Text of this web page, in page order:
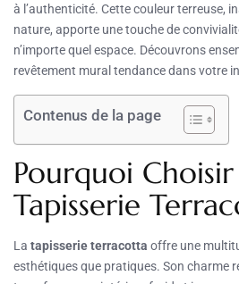
à l’authenticité. Cette couleur terreuse,
nature, apporte une touche de
n’importe quel espace. Découvrons
revêtement mural tendance dans votre
Contenus de la page
Pourquoi
Tapisserie
La tapisserie terracotta offre une
esthétiques que pratiques. Son charme